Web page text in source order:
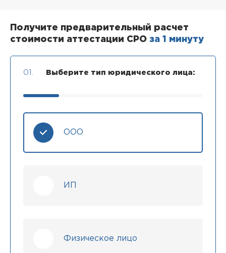
Получите предварительный расчет
стоимости аттестации СРО за 1 минуту
01. Выберите тип юридического лица:
ООО
ИП
Физическое лицо